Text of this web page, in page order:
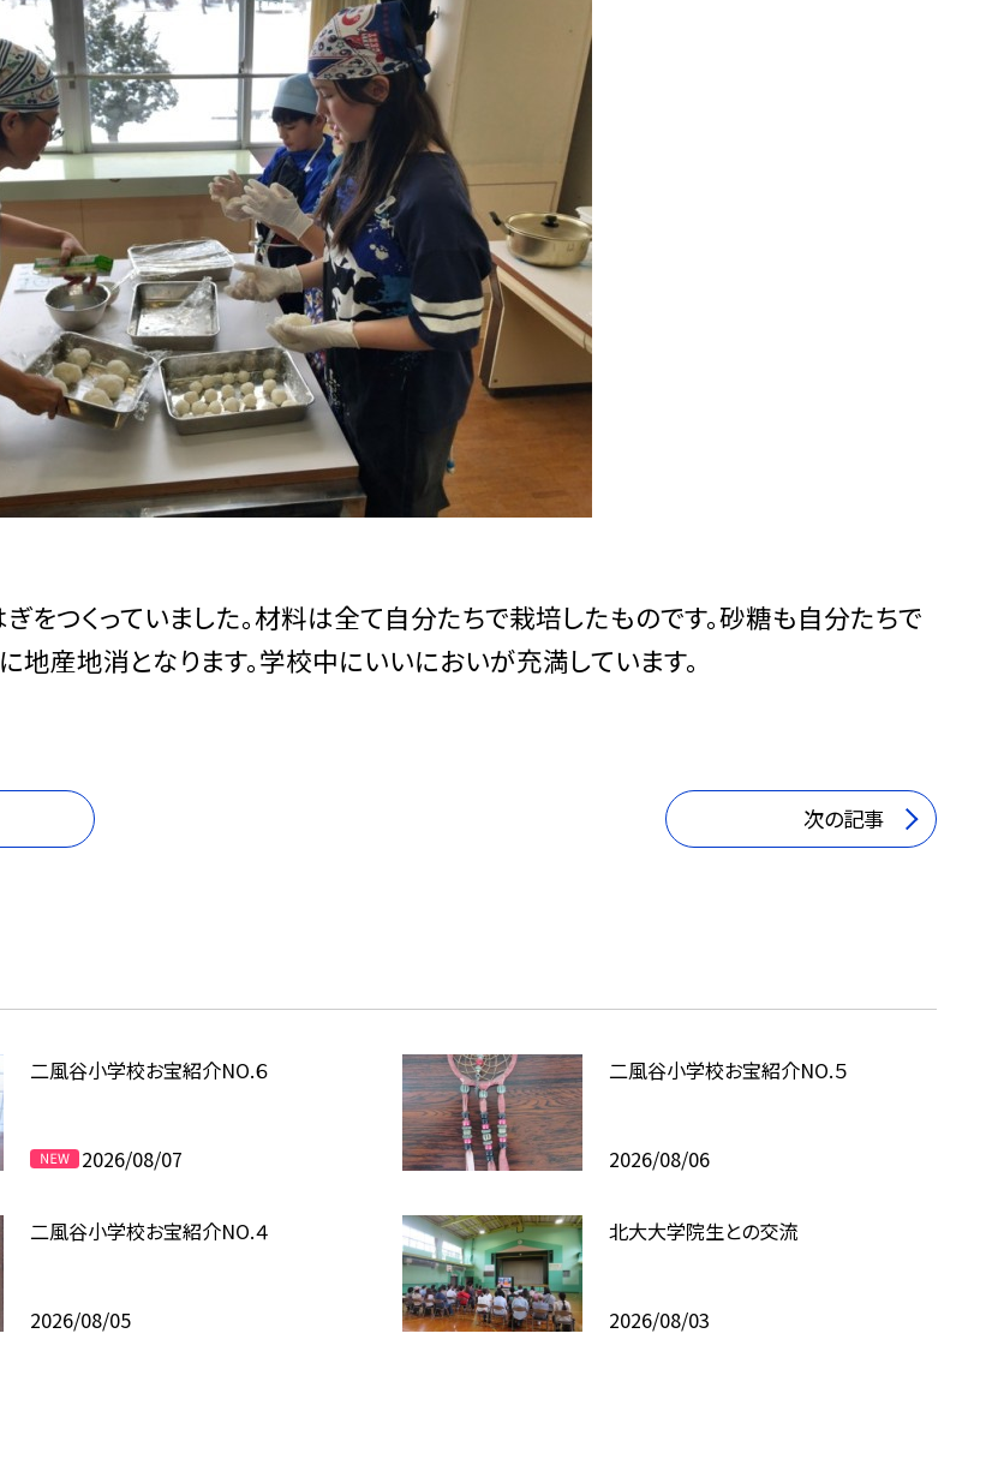
ぎをつくっていました。材料は全て自分たちで栽培したものです。砂糖も自分たちで
地産地消となります。学校中にいいにおいが充満しています。
次の記事
二風谷小学校お宝紹介NO.６
2026/08/07
二風谷小学校お宝紹介NO.５
2026/08/06
二風谷小学校お宝紹介NO.４
2026/08/05
北大大学院生との交流
2026/08/03